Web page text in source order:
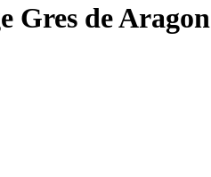
Gres de Aragon